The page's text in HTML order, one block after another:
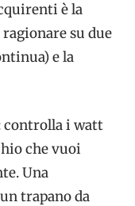
è la
su due
e la
controlla i watt
che vuoi
Una
trapano da